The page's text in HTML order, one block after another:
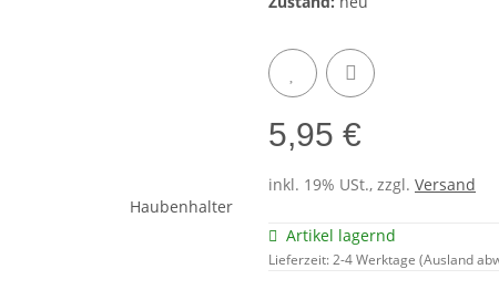
5,95 €
inkl. 19% USt., zzgl. Versand
Artikel lagernd
Lieferzeit:2-4 Werktage (Ausland